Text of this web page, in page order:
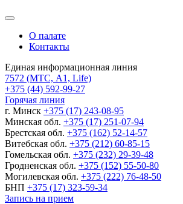
О палате
Контакты
Единая информационная линия
7572 (МТС, A1, Life)
+375 (44) 592-99-27
Горячая линия
г. Минск +375 (17) 243-08-95
Минская обл. +375 (17) 251-07-94
Брестская обл. +375 (162) 52-14-57
Витебская обл. +375 (212) 60-85-15
Гомельская обл. +375 (232) 29-39-48
Гродненская обл. +375 (152) 55-50-80
Могилевская обл. +375 (222) 76-48-50
БНП +375 (17) 323-59-34
Запись на прием